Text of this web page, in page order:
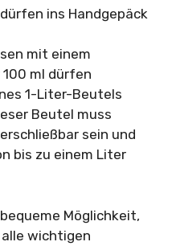
ins Handgepäck
mit einem
ml dürfen
1-Liter-Beutels
Beutel muss
sein und
bis zu einem Liter
Möglichkeit,
wichtigen